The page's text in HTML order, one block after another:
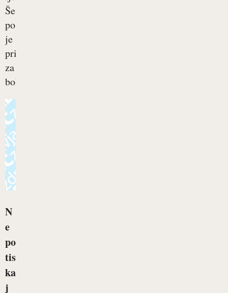
Še
posebej
je
priporočljiva
za
bolnike...
N
e
po
tis
ka
j